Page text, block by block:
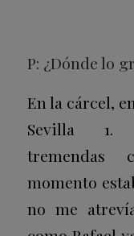
P: ¿Dónde lo
En la cárcel,
Sevilla 1.
tremendas
momento
no me